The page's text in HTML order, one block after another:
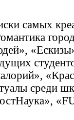
самых
среди